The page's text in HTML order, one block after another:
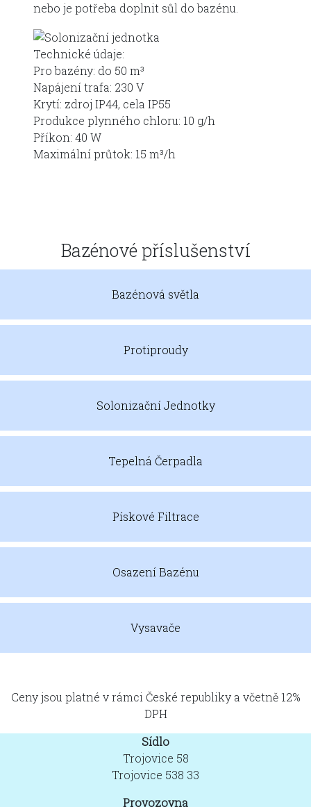
nebo je potřeba doplnit sůl do bazénu.
Technické údaje:
Pro bazény: do 50 m³
Napájení trafa: 230 V
Krytí: zdroj IP44, cela IP55
Produkce plynného chloru: 10 g/h
Příkon: 40 W
Maximální průtok: 15 m³/h
Bazénové příslušenství
Bazénová světla
Protiproudy
Solonizační Jednotky
Tepelná Čerpadla
Pískové Filtrace
Osazení Bazénu
Vysavače
Ceny jsou platné v rámci České republiky a včetně 12%
DPH
Sídlo
Trojovice 58
Trojovice 538 33
Provozovna